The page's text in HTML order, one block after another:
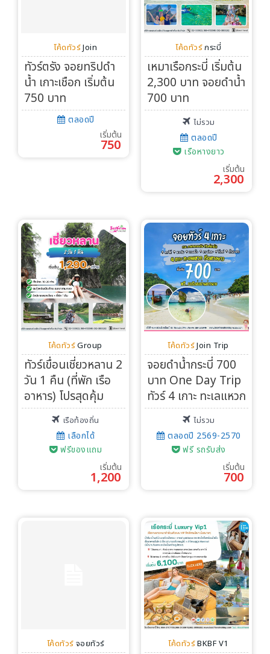
โค้ดทัวร์ Join
ทัวร์ตรัง จอยทริปดำ
น้ำ เกาะเชือก เริ่มต้น
750 บาท
ตลอดปี
เริ่มต้น
750
โค้ดทัวร์ กระบี่
เหมาเรือกระบี่ เริ่มต้น
2,300 บาท จอยดำน้ำ
700 บาท
ไม่รวม
ตลอดปี
เรือหางยาว
เริ่มต้น
2,300
โค้ดทัวร์ Group
ทัวร์เขื่อนเชี่ยวหลาน 2
วัน 1 คืน (ที่พัก เรือ
อาหาร) โปรสุดคุ้ม
เรือท้องถิ่น
เลือกได้
ฟรีของแถม
เริ่มต้น
1,200
โค้ดทัวร์ Join Trip
จอยดำน้ำกระบี่ 700
บาท One Day Trip
ทัวร์ 4 เกาะ ทะเลแหวก
ไม่รวม
ตลอดปี 2569-2570
ฟรี รถรับส่ง
เริ่มต้น
700
โค้ดทัวร์ จอยทัวร์ โค้ดทัวร์ BKBF V1